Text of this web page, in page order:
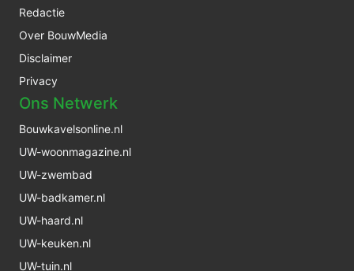
Redactie
Over BouwMedia
Disclaimer
Privacy
Ons Netwerk
Bouwkavelsonline.nl
UW-woonmagazine.nl
UW-zwembad
UW-badkamer.nl
UW-haard.nl
UW-keuken.nl
UW-tuin.nl